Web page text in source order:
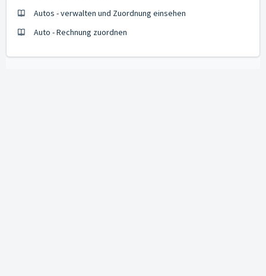
Autos - verwalten und Zuordnung einsehen
Auto - Rechnung zuordnen